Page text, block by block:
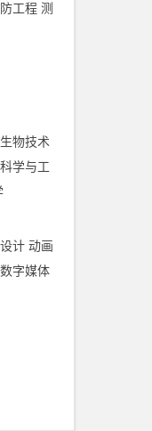
工程 测
生物技术
学与工
计 动画
数字媒体